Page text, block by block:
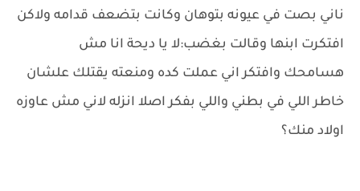
ناني بصت في عيونه بتوهان وكانت بتضعف قدامه ولاكن
افتكرت ابنها وقالت بغضب:لا يا ديحة انا مش
هسامحك وافتكر اني عملت كده ومنعته يقتلك علشان
خاطر اللي في بطني واللي بفكر اصلا انزله لاني مش عاوزه
اولاد منك؟